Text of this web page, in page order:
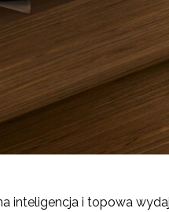
inteligencja i topowa